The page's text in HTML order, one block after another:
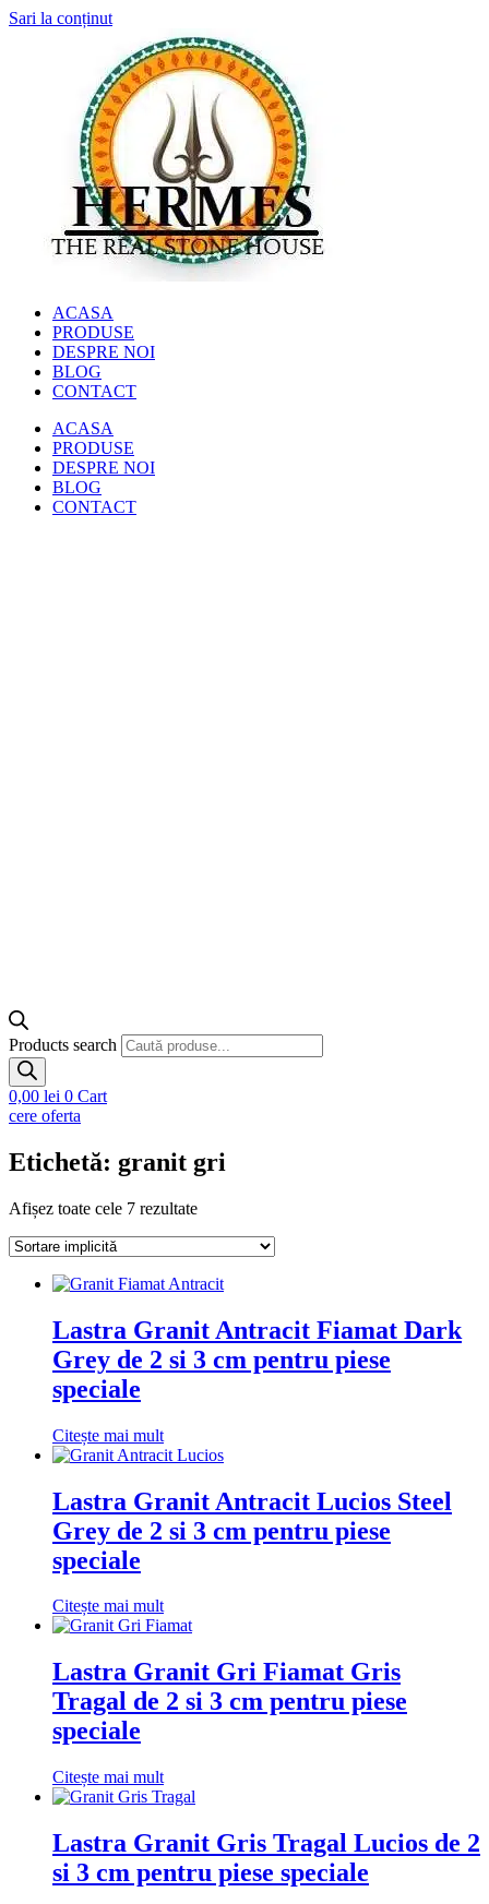
Sari la conținut
ACASA
PRODUSE
DESPRE NOI
BLOG
CONTACT
ACASA
PRODUSE
DESPRE NOI
BLOG
CONTACT
Products search
0,00 lei 0 Cart
cere oferta
Etichetă: granit gri
Afișez toate cele 7 rezultate
Lastra Granit Antracit Fiamat Dark
Grey de 2 si 3 cm pentru piese
speciale
Citește mai mult
Lastra Granit Antracit Lucios Steel
Grey de 2 si 3 cm pentru piese
speciale
Citește mai mult
Lastra Granit Gri Fiamat Gris
Tragal de 2 si 3 cm pentru piese
speciale
Citește mai mult
Lastra Granit Gris Tragal Lucios de 2
si 3 cm pentru piese speciale